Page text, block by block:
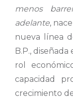
menos
adelante,
nueva línea
B.P.,
rol
capacidad
crecimiento